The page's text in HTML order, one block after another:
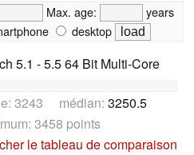
Max. age:
years
desktop
5.1 - 5.5 64 Bit Multi-Core
3243 médian: 3250.5
3458 points
le tableau de comparaison